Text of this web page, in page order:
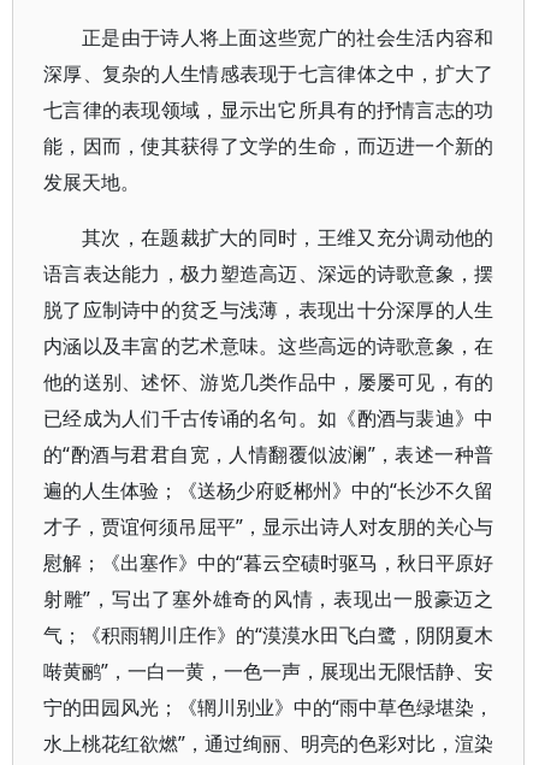
正是由于诗人将上面这些宽广的社会生活内容和
深厚、复杂的人生情感表现于七言律体之中，扩大了
七言律的表现领域，显示出它所具有的抒情言志的功
能，因而，使其获得了文学的生命，而迈进一个新的
发展天地。
其次，在题裁扩大的同时，王维又充分调动他的
语言表达能力，极力塑造高迈、深远的诗歌意象，摆
脱了应制诗中的贫乏与浅薄，表现出十分深厚的人生
内涵以及丰富的艺术意味。这些高远的诗歌意象，在
他的送别、述怀、游览几类作品中，屡屡可见，有的
已经成为人们千古传诵的名句。如《酌酒与裴迪》中
的“酌酒与君君自宽，人情翻覆似波澜”，表述一种普
遍的人生体验；《送杨少府贬郴州》中的“长沙不久留
才子，贾谊何须吊屈平”，显示出诗人对友朋的关心与
慰解；《出塞作》中的“暮云空碛时驱马，秋日平原好
射雕”，写出了塞外雄奇的风情，表现出一股豪迈之
气；《积雨辋川庄作》的“漠漠水田飞白鹭，阴阴夏木
啭黄鹂”，一白一黄，一色一声，展现出无限恬静、安
宁的田园风光；《辋川别业》中的“雨中草色绿堪染，
水上桃花红欲燃”，通过绚丽、明亮的色彩对比，渲染